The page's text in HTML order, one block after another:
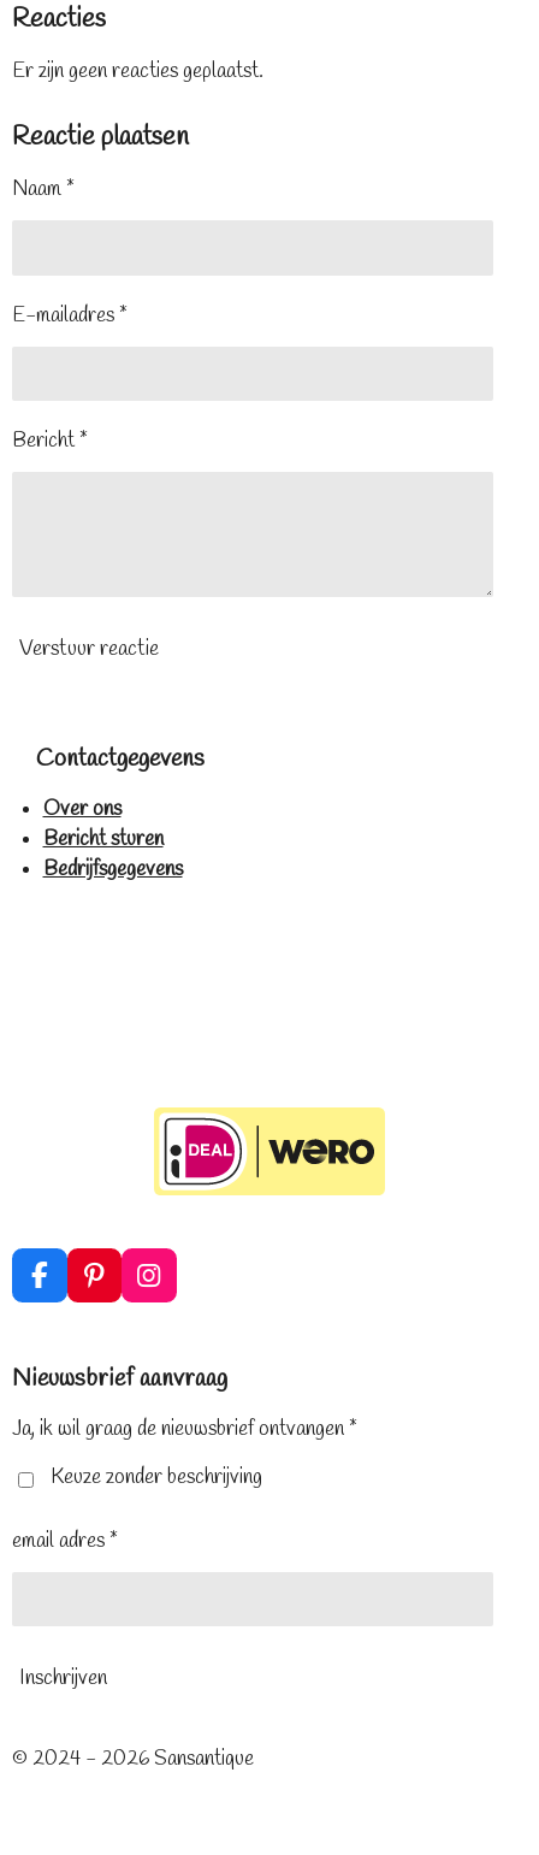
Reacties
Er zijn geen reacties geplaatst.
Reactie plaatsen
Naam *
E-mailadres *
Bericht *
Verstuur reactie
Contactgegevens
Over ons
Bericht sturen
Bedrijfsgegevens
F
a
b
o
P
i
e
e
t
I
n
a
r
m
Nieuwsbrief aanvraag
Ja, ik wil graag de nieuwsbrief ontvangen *
Keuze zonder beschrijving
email adres *
Inschrijven
© 2024 - 2026 Sansantique